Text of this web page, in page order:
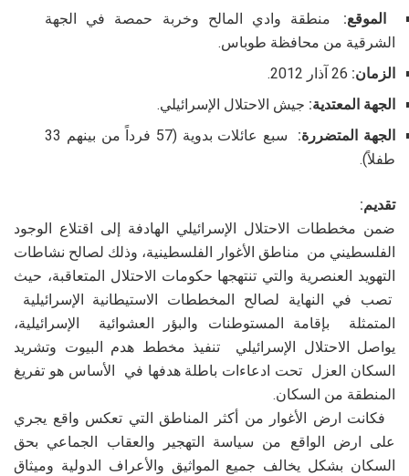
الموقع: منطقة وادي المالح وخربة حمصة في الجهة
الشرقية من محافظة طوباس.
الزمان:
الجهة المعتدية: جيش الاحتلال الإسرائيلي.
الجهة المتضررة:
سبع عائلات بدوية (57 فرداً من بينهم 33
طفلاً).
تقديم:
ضمن مخططات الاحتلال الإسرائيلي الهادفة إلى اقتلاع الوجود
الفلسطيني من مناطق الأغوار الفلسطينية، وذلك لصالح نشاطات
التهويد العنصرية والتي تنتهجها حكومات الاحتلال المتعاقبة، حيث
تصب في النهاية لصالح المخططات الاستيطانية الإسرائيلية
المتمثلة بإقامة المستوطنات والبؤر العشوائية الإسرائيلية،
يواصل الاحتلال الإسرائيلي تنفيذ مخطط هدم البيوت وتشريد
السكان العزل تحت ادعاءات باطلة هدفها في الأساس هو تفريغ
المنطقة من السكان.
فكانت ارض الأغوار من أكثر المناطق التي تعكس واقع يجري
على ارض الواقع من سياسة التهجير والعقاب الجماعي بحق
السكان بشكل يخالف جميع المواثيق والأعراف الدولية وميثاق